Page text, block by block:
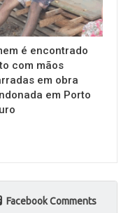
é encontrado
com mãos
em obra
em Porto
Facebook Comments